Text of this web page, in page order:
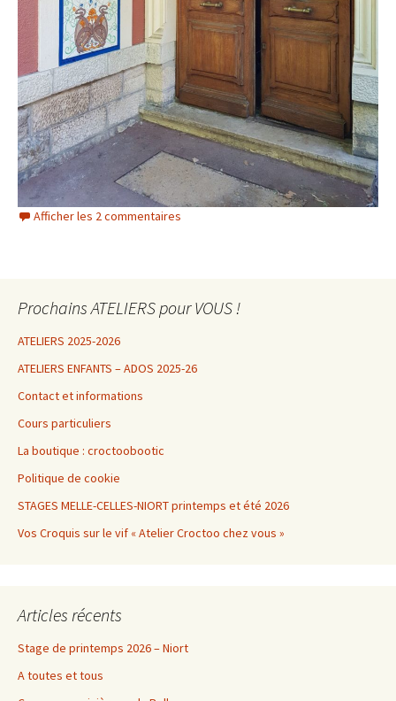
Afficher les 2 commentaires
Prochains ATELIERS pour VOUS !
ATELIERS 2025-2026
ATELIERS ENFANTS – ADOS 2025-26
Contact et informations
Cours particuliers
La boutique : croctoobootic
Politique de cookie
STAGES MELLE-CELLES-NIORT printemps et été 2026
Vos Croquis sur le vif « Atelier Croctoo chez vous »
Articles récents
Stage de printemps 2026 – Niort
A toutes et tous